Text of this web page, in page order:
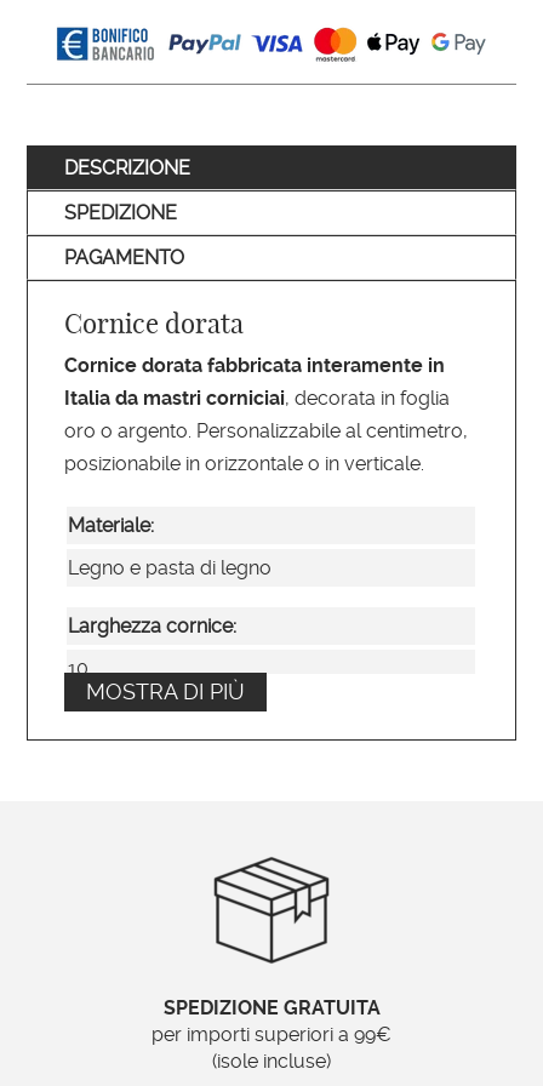
DESCRIZIONE
SPEDIZIONE
PAGAMENTO
Cornice dorata
Cornice dorata fabbricata interamente in
Italia da mastri corniciai, decorata in foglia
oro o argento. Personalizzabile al centimetro,
posizionabile in orizzontale o in verticale.
Materiale:
Legno e pasta di legno
Larghezza cornice:
10
Verticale e orizzontale
MOSTRA DI PIÙ
SPEDIZIONE GRATUITA
per importi superiori a 99€
(isole incluse)